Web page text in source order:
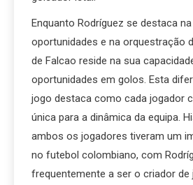
Enquanto Rodríguez se destaca
oportunidades e na orquestração
de Falcao reside na sua
oportunidades em golos. Esta
jogo destaca como cada jogador
única para a dinâmica da equipa.
ambos os jogadores tiveram um
no futebol colombiano, com
frequentemente a ser o criador de